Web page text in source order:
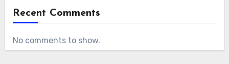
Recent Comments
No comments to show.